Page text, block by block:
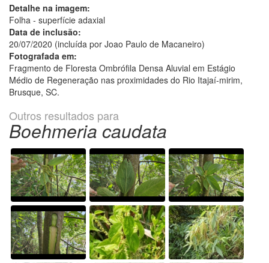
Detalhe na imagem:
Folha - superfície adaxial
Data de inclusão:
20/07/2020 (incluída por Joao Paulo de Macaneiro)
Fotografada em:
Fragmento de Floresta Ombrófila Densa Aluvial em Estágio
Médio de Regeneração nas proximidades do Rio Itajaí-mirim,
Brusque, SC.
Outros resultados para
Boehmeria caudata